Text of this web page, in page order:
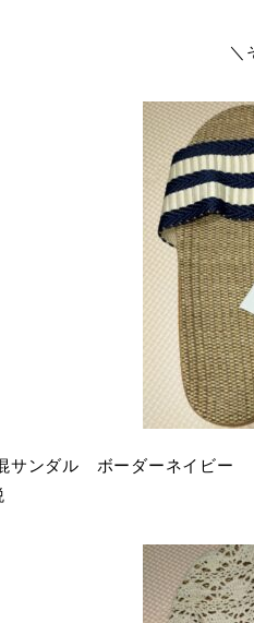
＼
サンダル ボーダーネイビー